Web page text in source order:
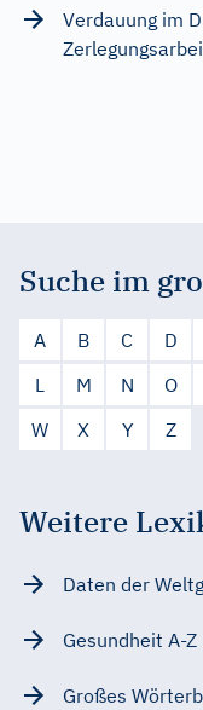
Verdauung im
Suche im
A B C D
L
M N O
W
X Y Z
Weitere
Daten der
Gesundheit A-Z
Großes